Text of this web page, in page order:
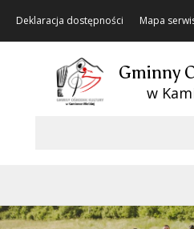
Deklaracja dostępności Mapa
Gminny
w